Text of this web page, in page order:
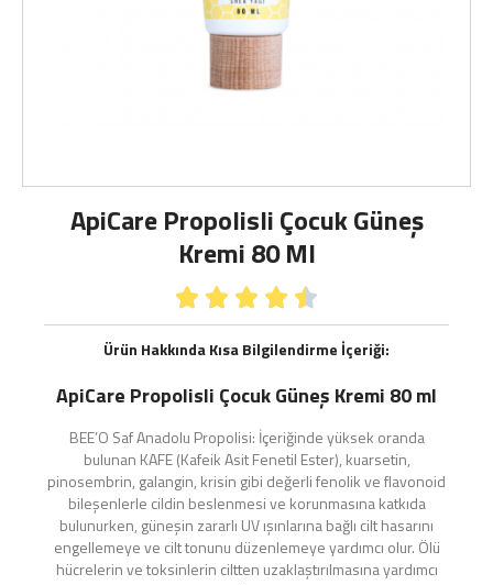
ApiCare Propolisli Çocuk Güneş
Kremi 80 Ml
    
Ürün Hakkında Kısa Bilgilendirme İçeriği:
ApiCare Propolisli Çocuk Güneş Kremi 80 ml
BEE’O Saf Anadolu Propolisi: İçeriğinde yüksek oranda
bulunan KAFE (Kafeik Asit Fenetil Ester), kuarsetin,
pinosembrin, galangin, krisin gibi değerli fenolik ve flavonoid
bileşenlerle cildin beslenmesi ve korunmasına katkıda
bulunurken, güneşin zararlı UV ışınlarına bağlı cilt hasarını
engellemeye ve cilt tonunu düzenlemeye yardımcı olur. Ölü
hücrelerin ve toksinlerin ciltten uzaklaştırılmasına yardımcı